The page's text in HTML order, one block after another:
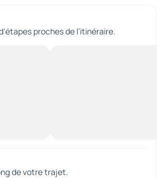
proches de l’itinéraire.
de votre trajet.